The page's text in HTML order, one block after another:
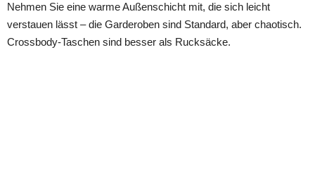
Nehmen Sie eine warme Außenschicht mit, die sich leicht
verstauen lässt – die Garderoben sind Standard, aber chaotisch.
Crossbody-Taschen sind besser als Rucksäcke.